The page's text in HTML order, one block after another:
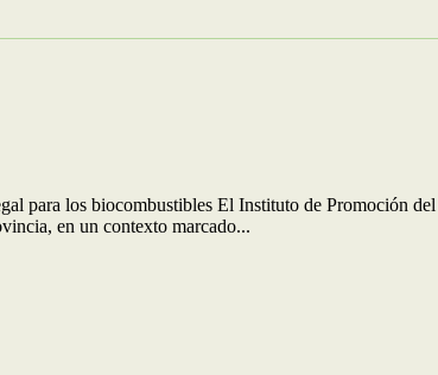
para los biocombustibles El Instituto de Promoción
en un contexto marcado...